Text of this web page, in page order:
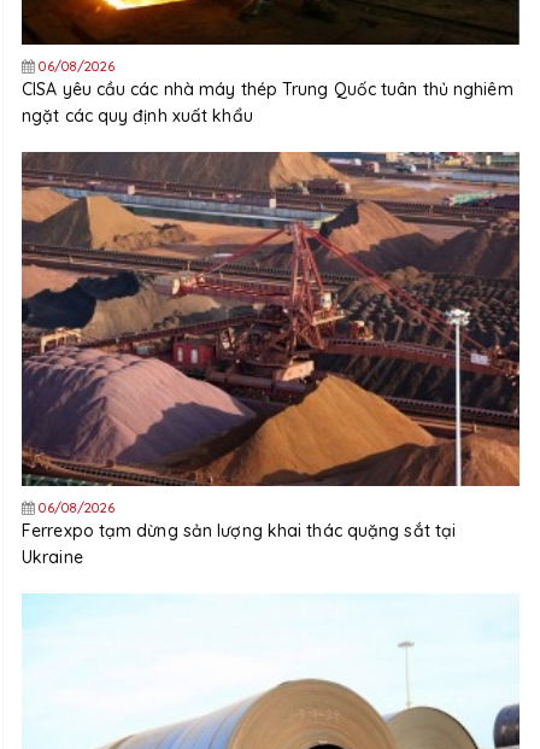
06/08/2026
CISA yêu cầu các nhà máy thép Trung Quốc tuân thủ nghiêm
ngặt các quy định xuất khẩu
06/08/2026
Ferrexpo tạm dừng sản lượng khai thác quặng sắt tại
Ukraine